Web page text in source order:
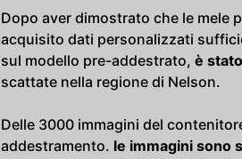
Dopo aver dimostrato che le mele
acquisito dati personalizzati
sul modello pre-addestrato, è
scattate nella regione di Nelson.
Delle 3000 immagini del
addestramento. le immagini sono